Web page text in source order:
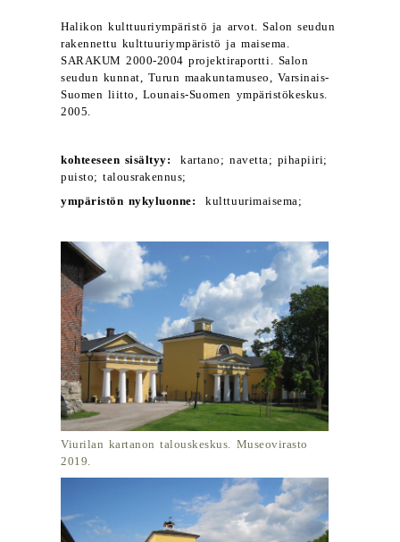
Halikon kulttuuriympäristö ja arvot. Salon seudun
rakennettu kulttuuriympäristö ja maisema.
SARAKUM 2000-2004 projektiraportti. Salon
seudun kunnat, Turun maakuntamuseo, Varsinais-
Suomen liitto, Lounais-Suomen ympäristökeskus.
2005.
kohteeseen sisältyy: kartano; navetta; pihapiiri;
puisto; talousrakennus;
ympäristön nykyluonne: kulttuurimaisema;
Viurilan kartanon talouskeskus. Museovirasto
2019.